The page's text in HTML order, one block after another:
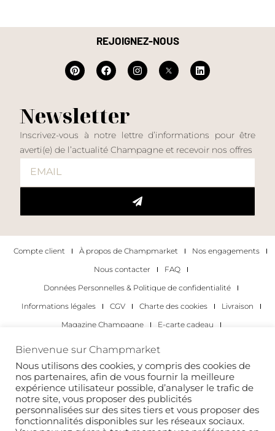
REJOIGNEZ-NOUS
Newsletter
Inscrivez-vous à notre lettre d’informations pour être
averti(e) de l’actualité Champagne et recevoir nos offres
Compte client À propos de Champmarket
Nos engagements
Nous contacter
FAQ
Données Personnelles & Politique de confidentialité
Informations légales
CGV Charte des cookies
Livraison
Magazine Champagne
E-carte cadeau
Les occasions pour déguster du champagne
Pour les particuliers
Pour les entreprises
Copyright 2022 © tous droits réservés. Champmarket.
Bienvenue sur Champmarket
Nous utilisons des cookies, y compris des cookies de
nos partenaires, afin de vous fournir la meilleure
expérience utilisateur possible, d’analyser le trafic de
notre site, vous proposer des publicités
personnalisées sur des sites tiers et vous proposer des
fonctionnalités disponibles sur les réseaux sociaux.